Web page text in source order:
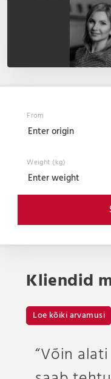
From
Weight (kg)
Kliendid
Loe kõiki arvamusi
“Võin